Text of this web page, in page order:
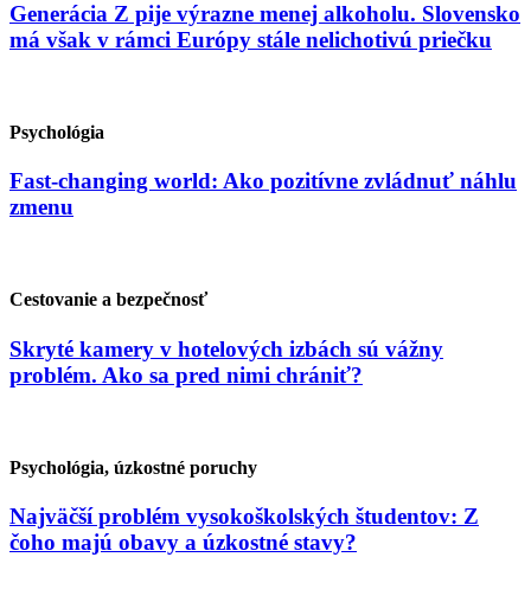
Generácia Z pije výrazne menej alkoholu. Slovensko
má však v rámci Európy stále nelichotivú priečku
Psychológia
Fast-changing world: Ako pozitívne zvládnuť náhlu
zmenu
Cestovanie a bezpečnosť
Skryté kamery v hotelových izbách sú vážny
problém. Ako sa pred nimi chrániť?
Psychológia, úzkostné poruchy
Najväčší problém vysokoškolských študentov: Z
čoho majú obavy a úzkostné stavy?